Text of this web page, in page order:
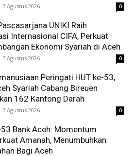
7 Agustus 2026 0
UNIKI Raih
Internasional CIFA, Perkuat
Ekonomi Syariah di Aceh
7 Agustus 2026 0
Peringati HUT ke-53,
Syariah Cabang Bireuen
162 Kantong Darah
7 Agustus 2026 0
53 Bank Aceh: Momentum
Amanah, Menumbuhkan
Bagi Aceh